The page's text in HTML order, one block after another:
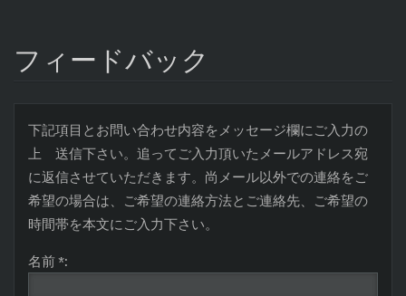
フィードバック
下記項目とお問い合わせ内容をメッセージ欄にご入力の
上 送信下さい。追ってご入力頂いたメールアドレス宛
に返信させていただきます。尚メール以外での連絡をご
希望の場合は、ご希望の連絡方法とご連絡先、ご希望の
時間帯を本文にご入力下さい。
名前 *: